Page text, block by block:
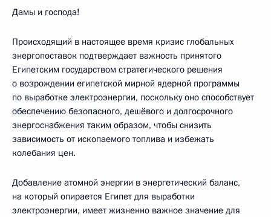
Дамы и господа!
Происходящий в настоящее время кризис глобальных
энергопоставок подтверждает важность принятого
Египетским государством стратегического решения
о возрождении египетской мирной ядерной программы
по выработке электроэнергии, поскольку оно способствует
обеспечению безопасного, дешёвого и долгосрочного
энергоснабжения таким образом, чтобы снизить
зависимость от ископаемого топлива и избежать
колебания цен.
Добавление атомной энергии в энергетический баланс,
на который опирается Египет для выработки
электроэнергии, имеет жизненно важное значение для